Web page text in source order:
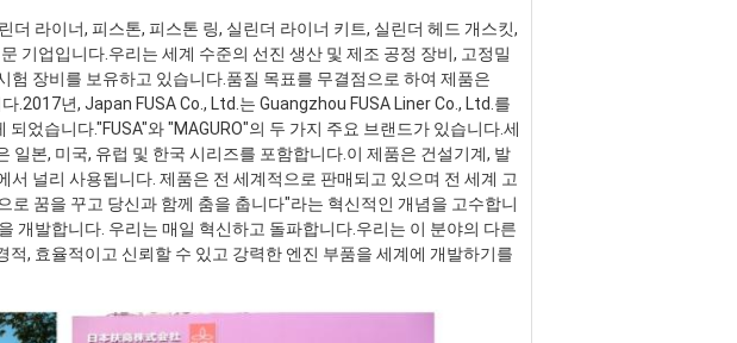
더 라이너, 피스톤, 피스톤 링, 실린더 라이너 키트, 실린더 헤드 개스킷,
기업입니다.우리는 세계 수준의 선진 생산 및 제조 공정 장비, 고정밀
험 장비를 보유하고 있습니다.품질 목표를 무결점으로 하여 제품은
.2017년, Japan FUSA Co., Ltd.는 Guangzhou FUSA Liner Co., Ltd.를
었습니다."FUSA"와 "MAGURO"의 두 가지 주요 브랜드가 있습니다.세
일본, 미국, 유럽 및 한국 시리즈를 포함합니다.이 제품은 건설기계, 발
서 널리 사용됩니다. 제품은 전 세계적으로 판매되고 있으며 전 세계 고
꿈을 꾸고 당신과 함께 춤을 춥니다"라는 혁신적인 개념을 고수합니
개발합니다. 우리는 매일 혁신하고 돌파합니다.우리는 이 분야의 다른
, 효율적이고 신뢰할 수 있고 강력한 엔진 부품을 세계에 개발하기를